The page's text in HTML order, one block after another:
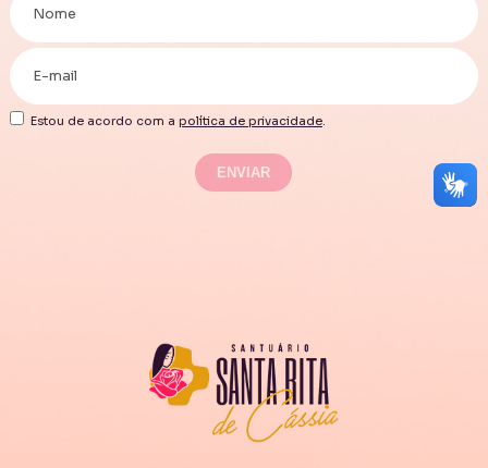
Estou de acordo com a política de privacidade.